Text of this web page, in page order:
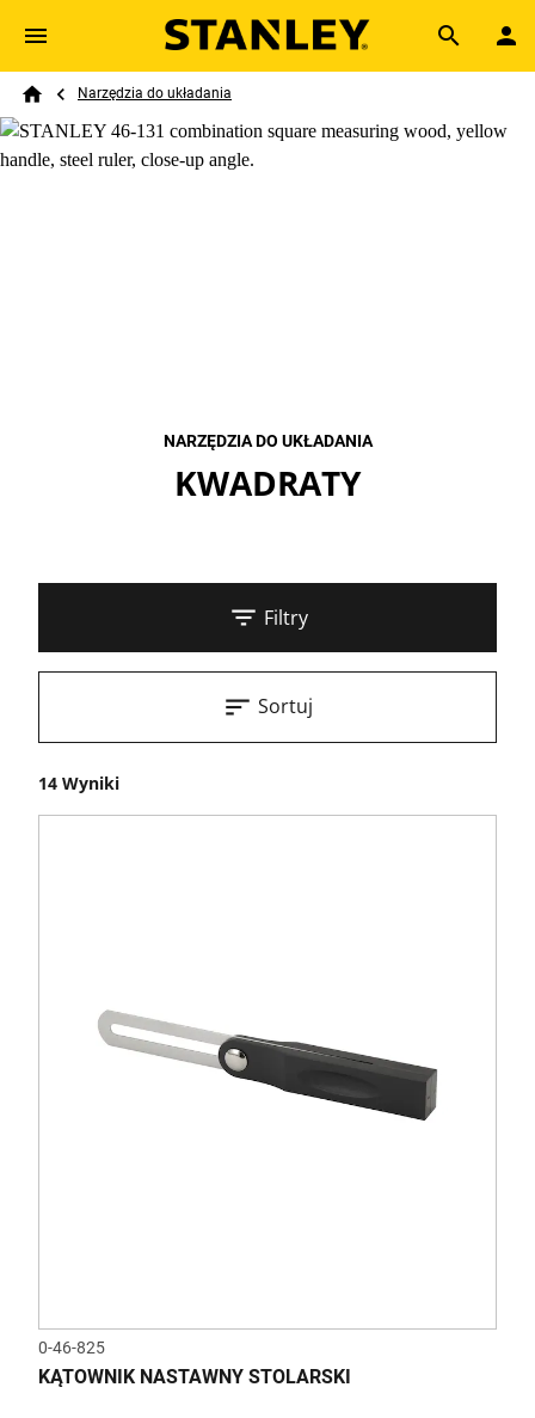
Skip to main content
Search
Breadcrumb
Narzędzia do układania
NARZĘDZIA DO UKŁADANIA
KWADRATY
Filtry
14 Wyniki
Sortuj
0-46-825
KĄTOWNIK NASTAWNY STOLARSKI